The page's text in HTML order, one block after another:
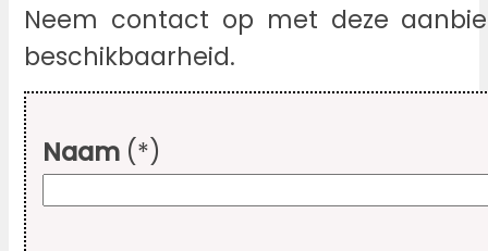
Neem contact op met deze
beschikbaarheid.
Naam (*)